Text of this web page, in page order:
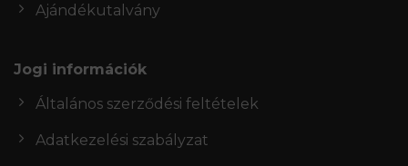
Ajándékutalvány
Jogi információk
Általános szerződési feltételek
Adatkezelési szabályzat